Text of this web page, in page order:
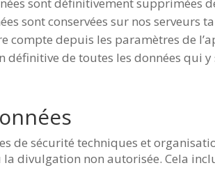
sont conservées sur nos
compte depuis les paramètres de
de toutes les données qui y
de sécurité techniques et
divulgation non autorisée. Cela